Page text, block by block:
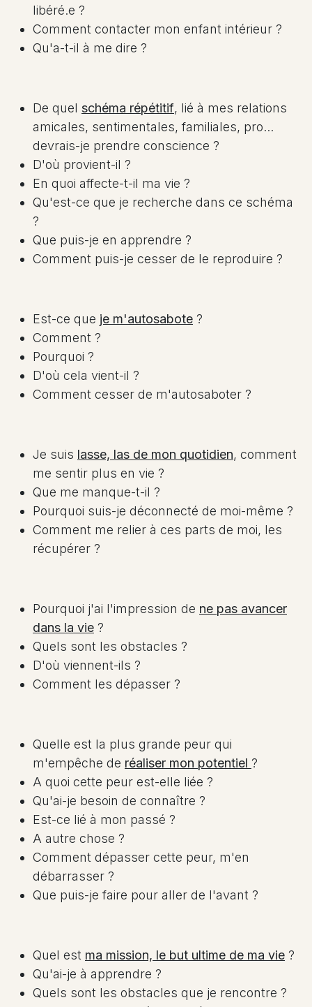
libéré.e ?
Comment contacter mon enfant intérieur ?
Qu'a-t-il à me dire ?
De quel schéma répétitif, lié à mes relations
amicales, sentimentales, familiales, pro...
devrais-je prendre conscience ?
D'où provient-il ?
En quoi affecte-t-il ma vie ?
Qu'est-ce que je recherche dans ce schéma
?
Que puis-je en apprendre ?
Comment puis-je cesser de le reproduire ?
Est-ce que je m'autosabote ?
Comment ?
Pourquoi ?
D'où cela vient-il ?
Comment cesser de m'autosaboter ?
Je suis lasse, las de mon quotidien, comment
me sentir plus en vie ?
Que me manque-t-il ?
Pourquoi suis-je déconnecté de moi-même ?
Comment me relier à ces parts de moi, les
récupérer ?
Pourquoi j'ai l'impression de ne pas avancer
dans la vie ?
Quels sont les obstacles ?
D'où viennent-ils ?
Comment les dépasser ?
Quelle est la plus grande peur qui
m'empêche de réaliser mon potentiel ?
A quoi cette peur est-elle liée ?
Qu'ai-je besoin de connaître ?
Est-ce lié à mon passé ?
A autre chose ?
Comment dépasser cette peur, m'en
débarrasser ?
Que puis-je faire pour aller de l'avant ?
Quel est ma mission, le but ultime de ma vie ?
Qu'ai-je à apprendre ?
Quels sont les obstacles que je rencontre ?